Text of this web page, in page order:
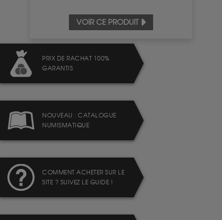
VOIR CE PRODUIT
PRIX DE RACHAT 100%
GARANTIS
NOUVEAU : CATALOGUE
NUMISMATIQUE
COMMENT ACHETER SUR LE
SITE ? SUIVEZ LE GUIDE !